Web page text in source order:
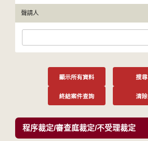
聲請人
顯示所有資料 搜尋
終結案件查詢 清除
程序裁定/審查庭裁定/不受理裁定